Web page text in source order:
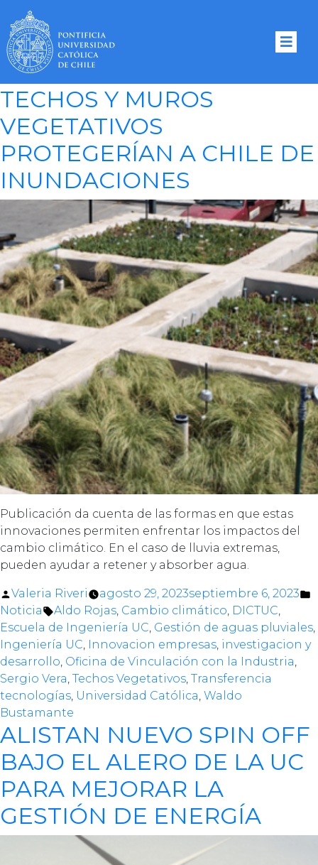
Tag Archives: DICTUC
TECHOS Y MUROS
VEGETATIVOS
PROTEGERÍAN A CHILE DE
INUNDACIONES
Publicación da cuenta de las formas en que estas
innovaciones permiten enfrentar los impactos del
cambio climático. En el caso de lluvia extremas,
pueden ayudar a retener y absorber agua.
Posted
by
Valeria Riveri agosto 29, 2023septiembre 6, 2023
Noticia Tags:
Aldo Rojas, Cambio climático, DICTUC,
Escuela de Ingeniería UC, Gestión de aguas pluviales,
Ingeniería UC, Innovacion empresas, investigacion y
desarrollo, Oficina de Vinculación con la Industria,
Sergio Vera, Techos Vegetativos, Transferencia
tecnologías, Universidad Católica, Waldo
Bustamante
ALISTAN NUEVO SPIN OFF
BAJO EL ALERO DE LA UC
PARA MEJORAR LA
GESTIÓN DE ENERGÍA